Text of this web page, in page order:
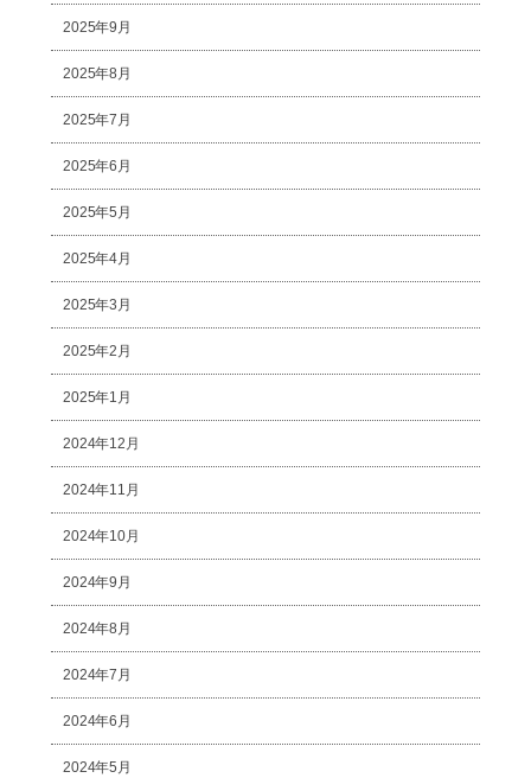
2025年9月
2025年8月
2025年7月
2025年6月
2025年5月
2025年4月
2025年3月
2025年2月
2025年1月
2024年12月
2024年11月
2024年10月
2024年9月
2024年8月
2024年7月
2024年6月
2024年5月